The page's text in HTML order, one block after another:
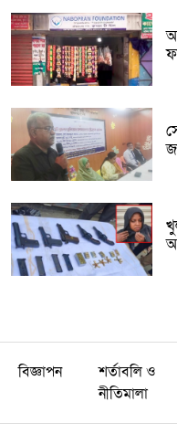
বিজ্ঞাপন
শর্তাবলি ও
নীতিমালা